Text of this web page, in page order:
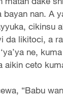
bayan nan. A
cikinsu
da likitoci, a
ne,
aikin ceto
“Babu